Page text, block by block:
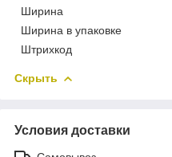
Ширина
Ширина в упаковке
Штрихкод
Скрыть
Условия доставки